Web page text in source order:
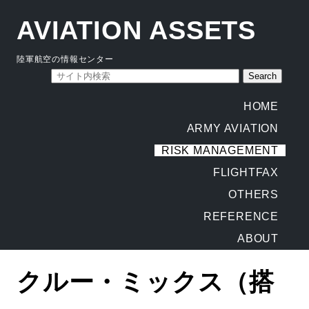
AVIATION ASSETS
陸軍航空の情報センター
HOME
ARMY AVIATION
RISK MANAGEMENT
FLIGHTFAX
OTHERS
REFERENCE
ABOUT
クルー・ミックス（搭